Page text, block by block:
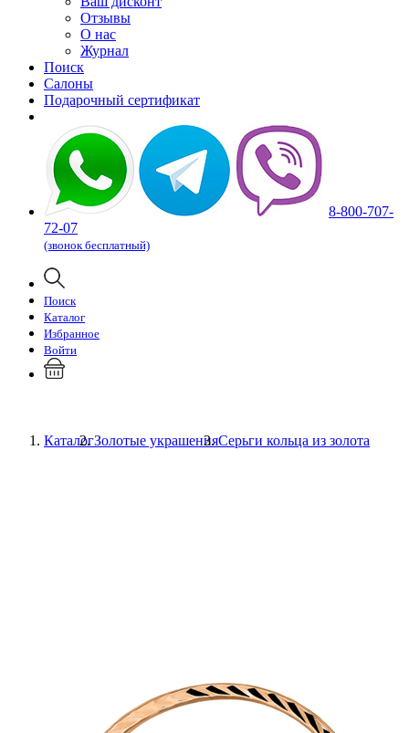
Отзывы
О нас
Журнал
Поиск
Салоны
Подарочный сертификат
8-800-707-
72-07
(звонок бесплатный)
Поиск
Каталог
Избранное
Войти
КаталогЗолотые украшенияСерьги кольца из золота